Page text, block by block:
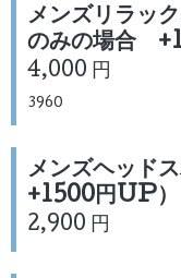
メンズリラッ
のみの場合
4,000 円
3960
メンズヘッド
+1500円UP）
2,900 円